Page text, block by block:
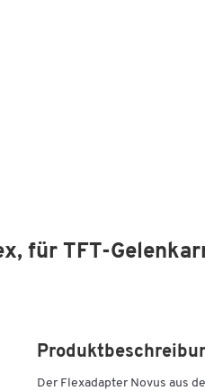
für TFT-
Der Flexadapter Novus aus